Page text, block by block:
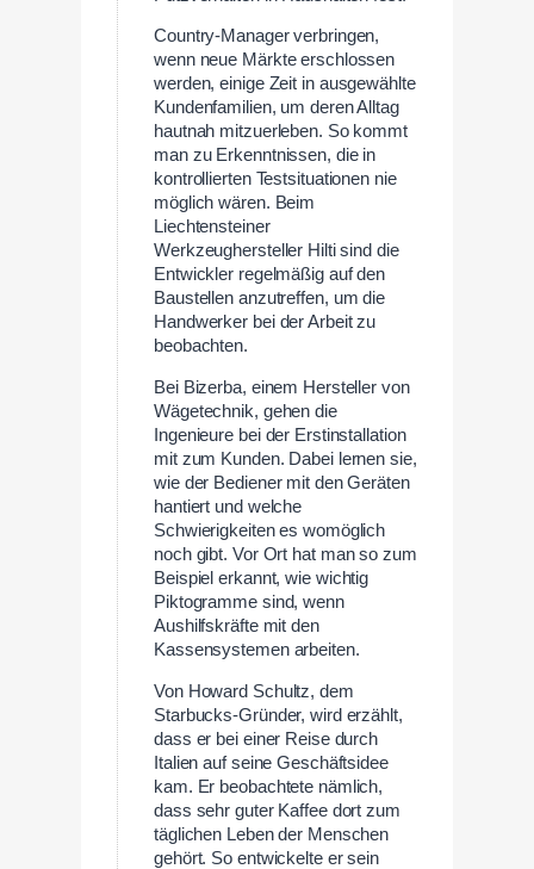
Country-Manager verbringen,
wenn neue Märkte erschlossen
werden, einige Zeit in ausgewählte
Kundenfamilien, um deren Alltag
hautnah mitzuerleben. So kommt
man zu Erkenntnissen, die in
kontrollierten Testsituationen nie
möglich wären. Beim
Liechtensteiner
Werkzeughersteller Hilti sind die
Entwickler regelmäßig auf den
Baustellen anzutreffen, um die
Handwerker bei der Arbeit zu
beobachten.
Bei Bizerba, einem Hersteller von
Wägetechnik, gehen die
Ingenieure bei der Erstinstallation
mit zum Kunden. Dabei lernen sie,
wie der Bediener mit den Geräten
hantiert und welche
Schwierigkeiten es womöglich
noch gibt. Vor Ort hat man so zum
Beispiel erkannt, wie wichtig
Piktogramme sind, wenn
Aushilfskräfte mit den
Kassensystemen arbeiten.
Von Howard Schultz, dem
Starbucks-Gründer, wird erzählt,
dass er bei einer Reise durch
Italien auf seine Geschäftsidee
kam. Er beobachtete nämlich,
dass sehr guter Kaffee dort zum
täglichen Leben der Menschen
gehört. So entwickelte er sein